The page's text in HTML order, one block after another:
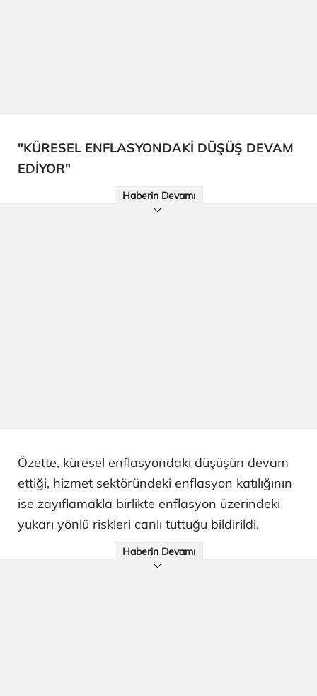
"KÜRESEL ENFLASYONDAKİ DÜŞÜŞ DEVAM
EDİYOR"
Haberin Devamı
Özette, küresel enflasyondaki düşüşün devam
ettiği, hizmet sektöründeki enflasyon katılığının
ise zayıflamakla birlikte enflasyon üzerindeki
yukarı yönlü riskleri canlı tuttuğu bildirildi.
Haberin Devamı